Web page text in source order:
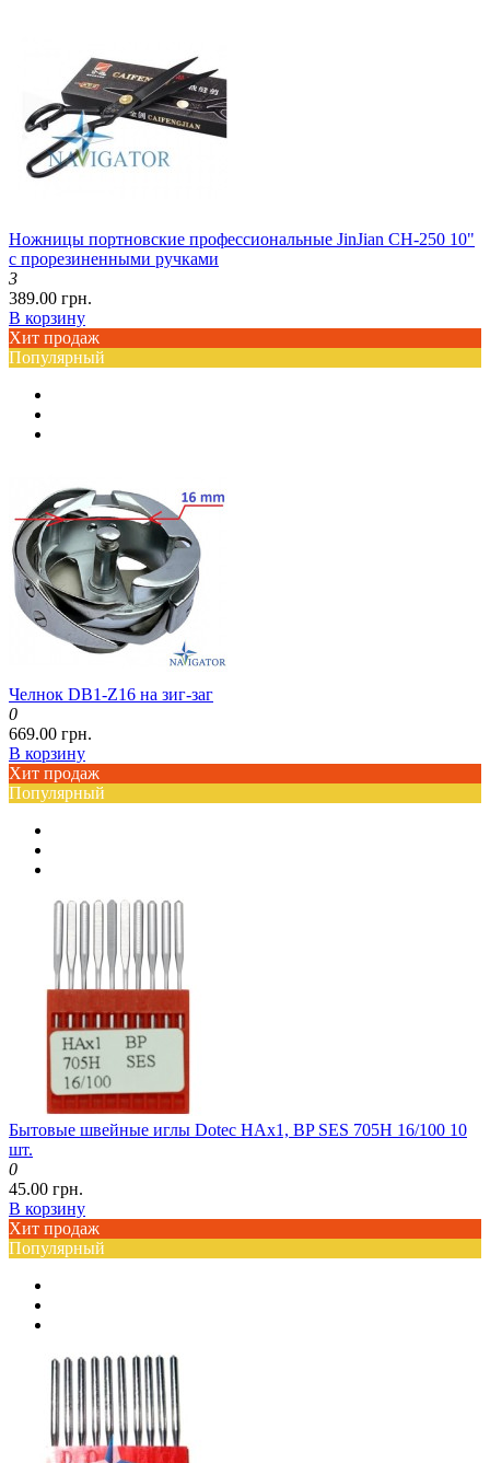
Ножницы портновские профессиональные JinJian CH-250 10"
с прорезиненными ручками
3
389.00 грн.
В корзину
Хит продаж
Популярный
Челнок DB1-Z16 на зиг-заг
0
669.00 грн.
В корзину
Хит продаж
Популярный
Бытовые швейные иглы Dotec HAx1, BP SES 705H 16/100 10
шт.
0
45.00 грн.
В корзину
Хит продаж
Популярный